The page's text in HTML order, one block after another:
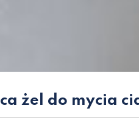
żel do mycia